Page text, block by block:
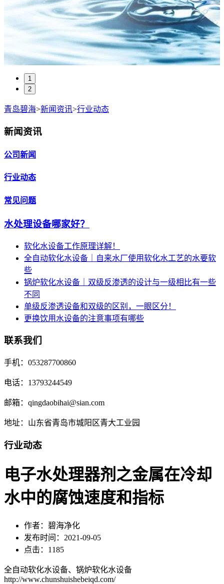
1
2
青岛碧海>新闻资讯>行业动态
新闻资讯
公司新闻
行业动态
常见问题
水处理设备哪家好？
软化水设备工作原理详解！
全自动软化水设备｜自来水厂使用软化水工艺的水要软
些
锅炉软化水设备｜双级反渗透的设计与一级相比有一些
不同
单级反渗透设备和双级的区别，一眼区分！
更换饮用水设备的注意事项有哪些
联系我们
手机：053287700860
电话：13793244549
邮箱：qingdaobihai@sian.com
地址：山东省青岛市城阳区青大工业园
行业动态
电子水处理器剂之金属在冷却
水中的腐蚀速度和指标
作者：碧海净化
发布时间：2021-09-05
点击：1185
全自动软化水设备、锅炉软化水设备
http://www.chunshuishebeiqd.com/